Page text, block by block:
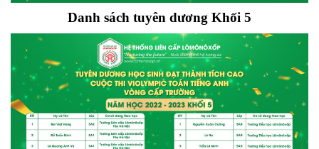
Danh sách tuyên dương Khối 5